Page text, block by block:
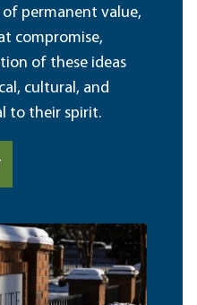
permanent value,
compromise,
of these ideas
cultural, and
to their spirit.